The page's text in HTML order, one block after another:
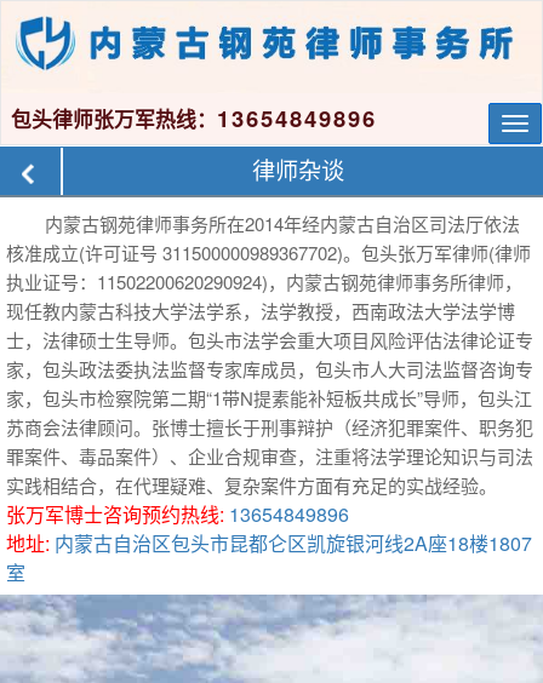
包头律师张万军热线： 13654849896
律师杂谈
内蒙古钢苑律师事务所在2014年经内蒙古自治区司法厅依法
核准成立(许可证号 311500000989367702)。包头张万军律师(律师
执业证号：11502200620290924)，内蒙古钢苑律师事务所律师，
现任教内蒙古科技大学法学系，法学教授，西南政法大学法学博
士，法律硕士生导师。包头市法学会重大项目风险评估法律论证专
家，包头政法委执法监督专家库成员，包头市人大司法监督咨询专
家，包头市检察院第二期“1带N提素能补短板共成长”导师，包头江
苏商会法律顾问。张博士擅长于刑事辩护（经济犯罪案件、职务犯
罪案件、毒品案件）、企业合规审查，注重将法学理论知识与司法
实践相结合，在代理疑难、复杂案件方面有充足的实战经验。
张万军博士咨询预约热线: 13654849896
地址: 内蒙古自治区包头市昆都仑区凯旋银河线2A座18楼1807
室